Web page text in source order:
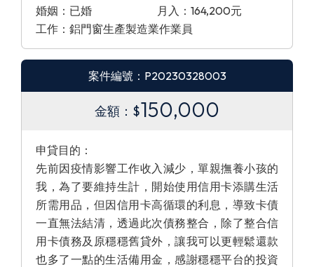
婚姻：已婚
月入：164,200元
工作：鋁門窗生產製造業作業員
案件編號：P20230328003
金額：$150,000
申貸目的：
先前因疫情影響工作收入減少，單親撫養小孩的
我，為了要維持生計，開始使用信用卡添購生活
所需用品，但因信用卡高循環的利息，導致卡債
一直無法結清，透過此次債務整合，除了整合信
用卡債務及原穩穩舊貸外，讓我可以更輕鬆還款
也多了一點的生活備用金，感謝穩穩平台的投資